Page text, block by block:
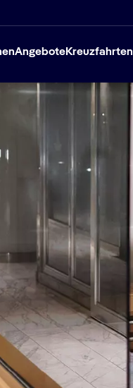
AngeboteKreuzfahrten